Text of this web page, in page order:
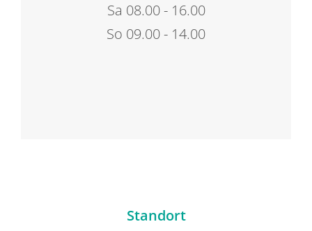
Sa 08.00 - 16.00
So 09.00 - 14.00
Standort